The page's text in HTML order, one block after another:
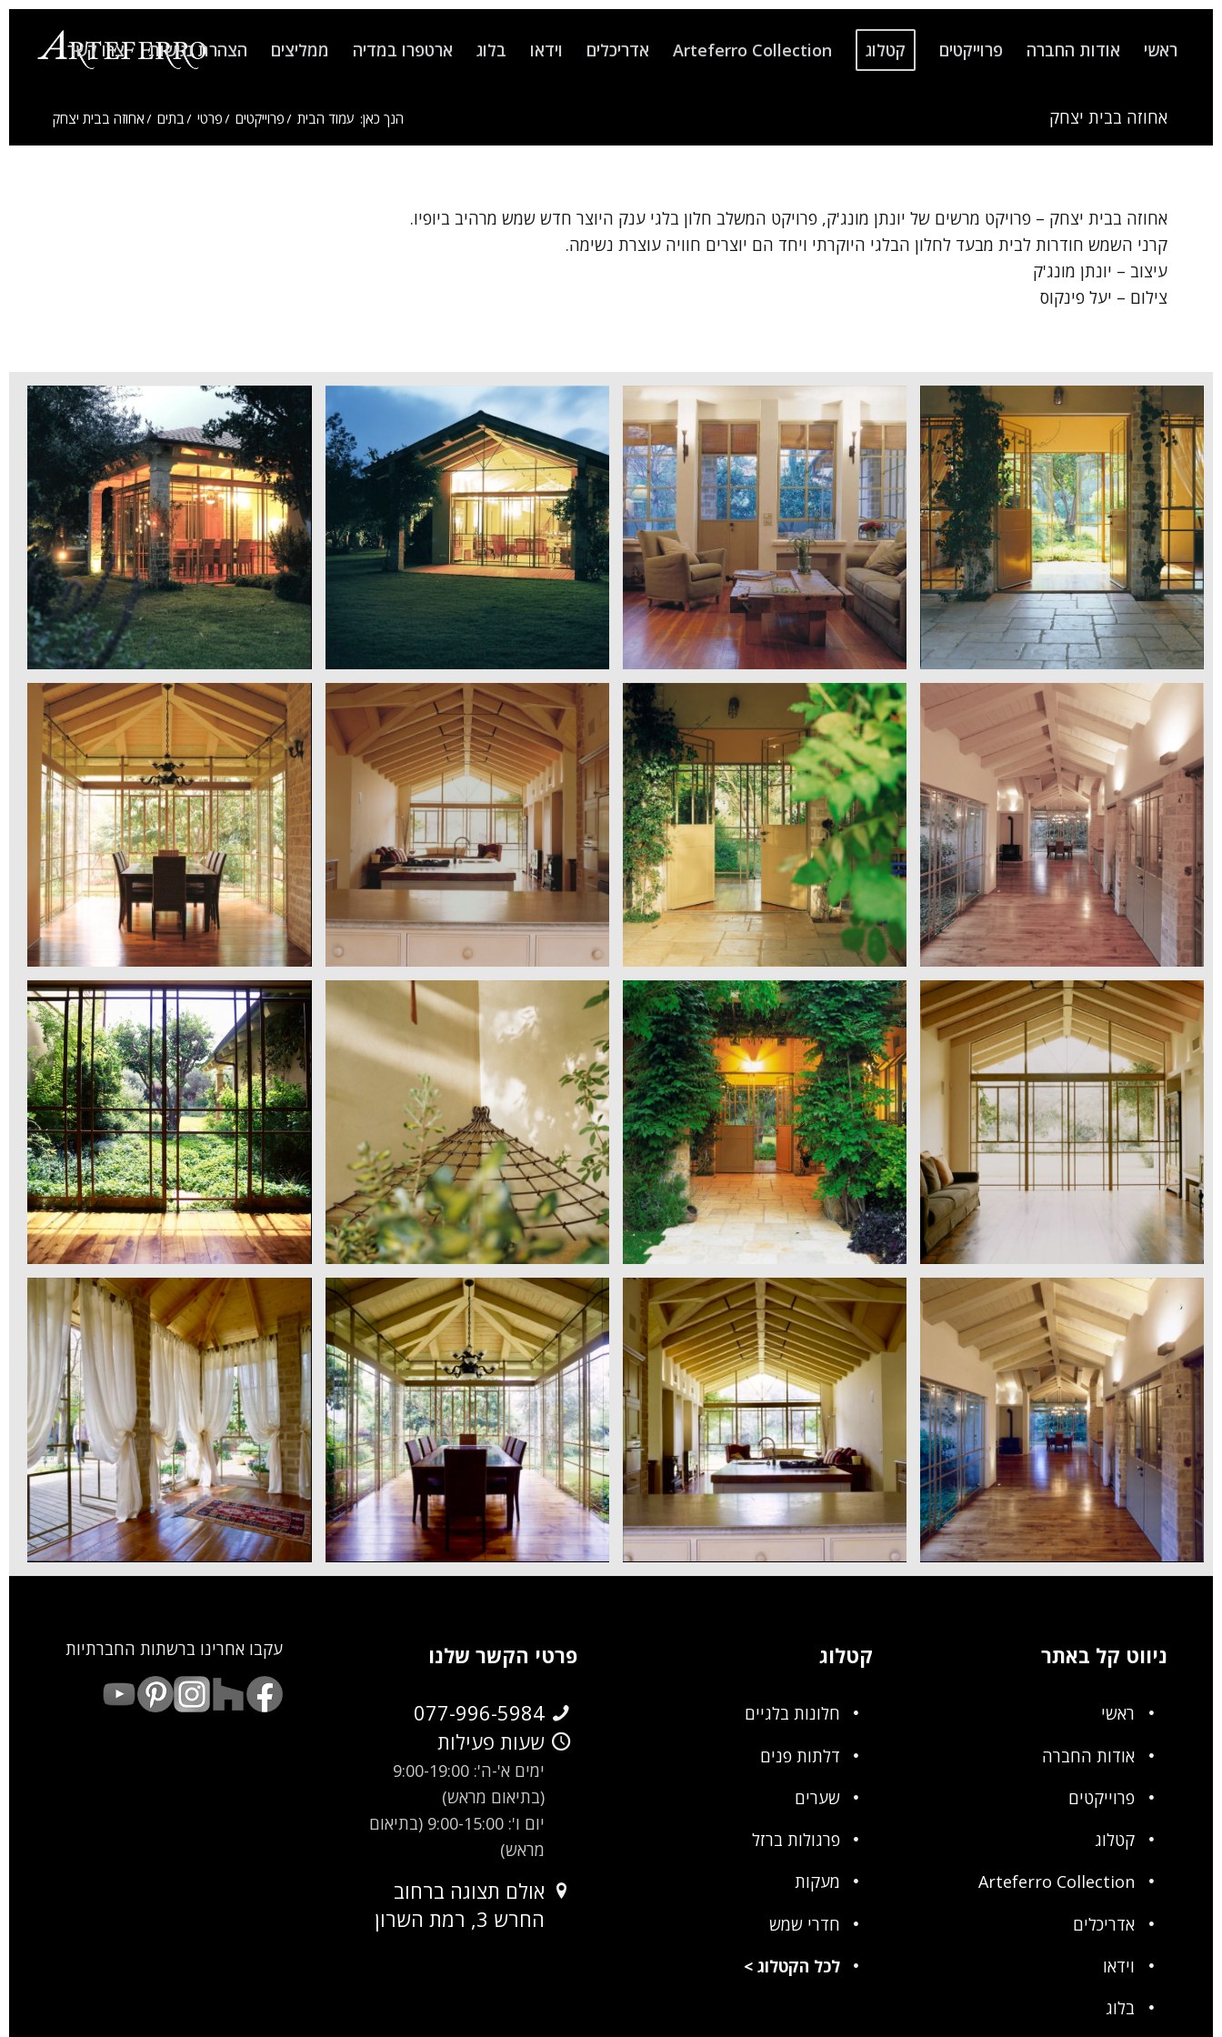
ראשי אודות החברה פרוייקטים קטלוג Arteferro Collection אדריכלים וידאו בלוג ארטפרו במדיה ממליצים הצהרת נגישות צרו קשר
אחוזה בבית יצחק הנך כאן: עמוד הבית / פרוייקטים / פרטי / בתים / אחוזה בבית יצחק
אחוזה בבית יצחק – פרויקט מרשים של יונתן מונג'ק, פרויקט המשלב חלון בלגי ענק היוצר חדש שמש מרהיב ביופיו.
קרני השמש חודרות לבית מבעד לחלון הבלגי היוקרתי ויחד הם יוצרים חוויה עוצרת נשימה.
עיצוב – יונתן מונג'ק
צילום – יעל פינקוס
ניווט קל באתר
ראשי
אודות החברה
פרוייקטים
קטלוג
Arteferro Collection
אדריכלים
וידאו
בלוג
קטלוג
חלונות בלגיים
דלתות פנים
שערים
פרגולות ברזל
מעקות
חדרי שמש
לכל הקטלוג >
פרטי הקשר שלנו
077-996-5984
שעות פעילות
ימים א'-ה': 9:00-19:00
(בתיאום מראש)
יום ו': 9:00-15:00 (בתיאום
מראש)
אולם תצוגה ברחוב
החרש 3, רמת השרון
עקבו אחרינו ברשתות החברתיות